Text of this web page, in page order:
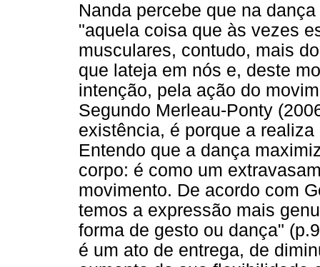
Nanda percebe que na
"aquela coisa que às vezes
musculares, contudo, mais
que lateja em nós e, deste
intenção, pela ação do
Segundo Merleau-Ponty
existência, é porque a
Entendo que a dança
corpo: é como um
movimento. De acordo com
temos a expressão mais
forma de gesto ou dança"
é um ato de entrega, de